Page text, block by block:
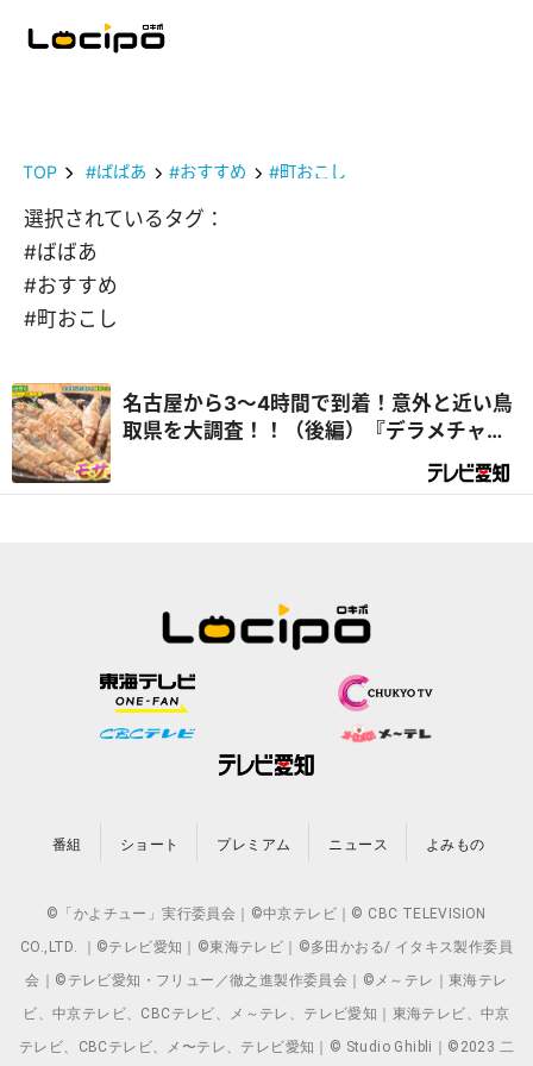
TOP #ばばあ #おすすめ #町おこし
選択されているタグ：
#ばばあ
#おすすめ
#町おこし
名古屋から3～4時間で到着！意外と近い鳥
取県を大調査！！（後編）『デラメチャ気
番組 ショート プレミアム ニュース よみもの
©「かよチュー」実行委員会｜©中京テレビ｜© CBC TELEVISION
CO.,LTD. ｜©テレビ愛知｜©東海テレビ｜©多田かおる/ イタキス製作委員
会｜©テレビ愛知・フリュー／徹之進製作委員会｜©メ～テレ｜東海テレ
ビ、中京テレビ、CBCテレビ、メ～テレ、テレビ愛知｜東海テレビ、中京
テレビ、CBCテレビ、メ〜テレ、テレビ愛知｜© Studio Ghibli｜©2023 二